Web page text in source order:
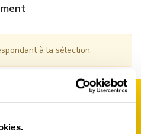
à la sélection.